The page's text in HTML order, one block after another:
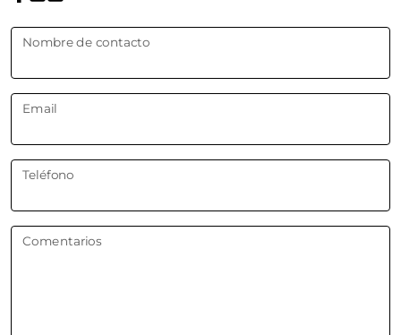
Nombre de contacto
Email
Teléfono
Comentarios